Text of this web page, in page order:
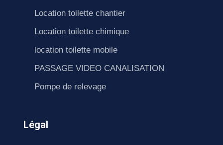
Location toilette chantier
Location toilette chimique
location toilette mobile
PASSAGE VIDEO CANALISATION
Pompe de relevage
Légal